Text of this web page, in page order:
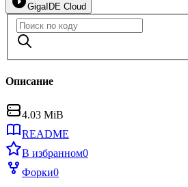
GigaIDE Cloud
Описание
4.03 MiB
README
В избранном0
Форки0